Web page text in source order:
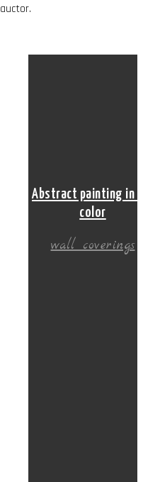
auctor.
Abstract painting in
color
wall coverings